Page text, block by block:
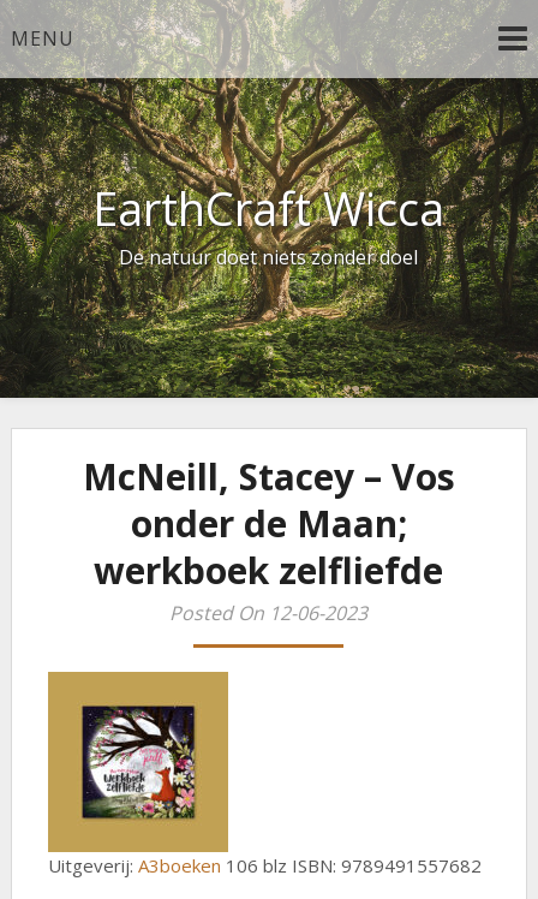
Ga
naar
de
inhoud
MENU
EarthCraft Wicca
De natuur doet niets zonder doel
McNeill, Stacey – Vos
onder de Maan;
werkboek zelfliefde
Posted On 12-06-2023
Uitgeverij: A3boeken 106 blz ISBN: 9789491557682